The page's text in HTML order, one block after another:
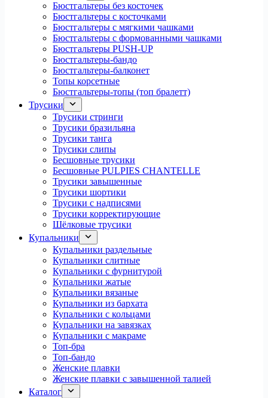
Бюстгальтеры без косточек
Бюстгальтеры с косточками
Бюстгальтеры с мягкими чашками
Бюстгальтеры с формованными чашками
Бюстгальтеры PUSH-UP
Бюстгальтеры-бандо
Бюстгальтеры-балконет
Топы корсетные
Бюстгальтеры-топы (топ бралетт)
Трусики
Трусики стринги
Трусики бразильяна
Трусики танга
Трусики слипы
Бесшовные трусики
Бесшовные PULPIES CHANTELLE
Трусики завышенные
Трусики шортики
Трусики с надписями
Трусики корректирующие
Шёлковые трусики
Купальники
Купальники раздельные
Купальники слитные
Купальники с фурнитурой
Купальники жатые
Купальники вязаные
Купальники из бархата
Купальники с кольцами
Купальники на завязках
Купальники с макраме
Топ-бра
Топ-бандо
Женские плавки
Женские плавки с завышенной талией
Каталог